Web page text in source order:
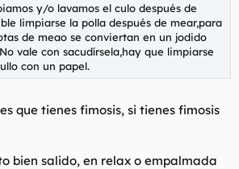
y/o lavamos el culo después de
limpiarse la polla después de mear,para
de meao se conviertan en un jodido
vale con sacudírsela,hay que limpiarse
con un papel.
que tienes fimosis, si tienes fimosis
bien salido, en relax o empalmada